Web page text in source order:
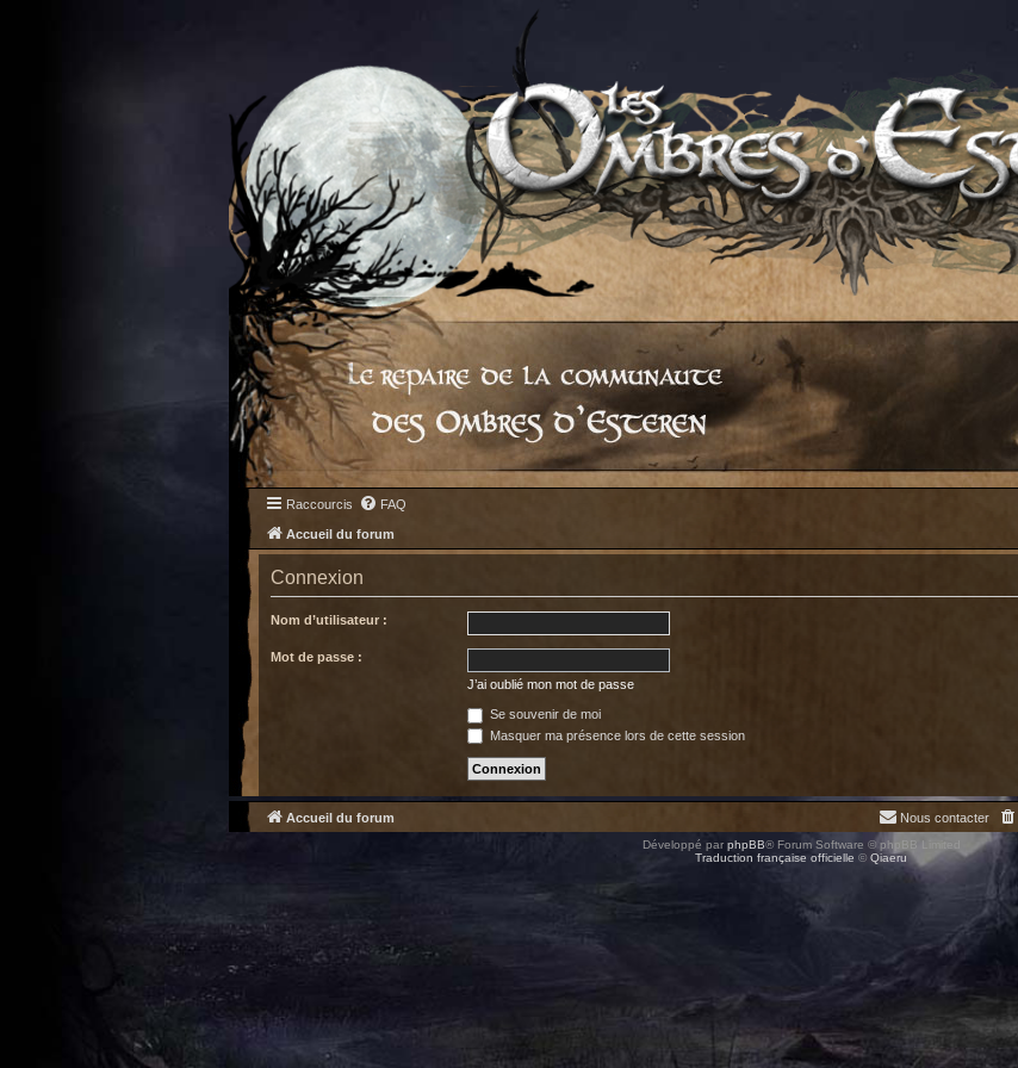
Raccourcis FAQ
Accueil du forum
Connexion
Nom d’utilisateur :
Mot de passe :
J’ai oublié mon mot de passe
Se souvenir de moi
Masquer ma présence lors de cette session
Accueil du forum Nous contacter
Développé par phpBB® Forum Software © phpBB Limited
Traduction française officielle © Qiaeru